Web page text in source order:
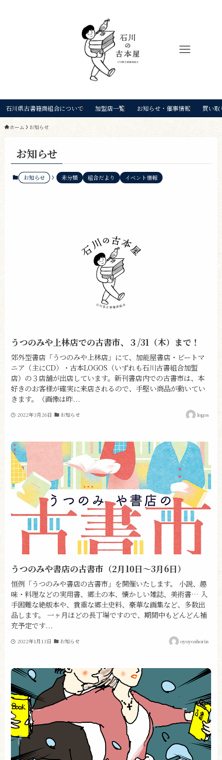
石川県古書籍商組合について 加盟店一覧 お知らせ・催事情報 買い取
ホーム お知らせ
お知らせ
お知らせ 未分類 組合だより イベント情報
うつのみや上林店での古書市、３/31（木）まで！
郊外型書店「うつのみや上林店」にて、加能屋書店・ビートマ
ニア（主にCD）・古本LOGOS（いずれも石川古書組合加盟
店）の３店舗が出店しています。新刊書店内での古書市は、本
好きのお客様が確実に来店されるので、手堅い商品が動いてい
きます。（画像は昨...
2022年3月26日 お知らせ logos
うつのみや書店の古書市（2月10日〜3月6日）
恒例「うつのみや書店の古書市」を開催いたします。 小説、趣
味・料理などの実用書、郷土の本、懐かしい雑誌、美術書… 入
手困難な絶版本や、貴重な郷土史料、豪華な画集など、多数出
品します。 一ヶ月ほどの長丁場ですので、期間中もどんどん補
充予定です...
2022年1月13日 お知らせ oyoyoshorin